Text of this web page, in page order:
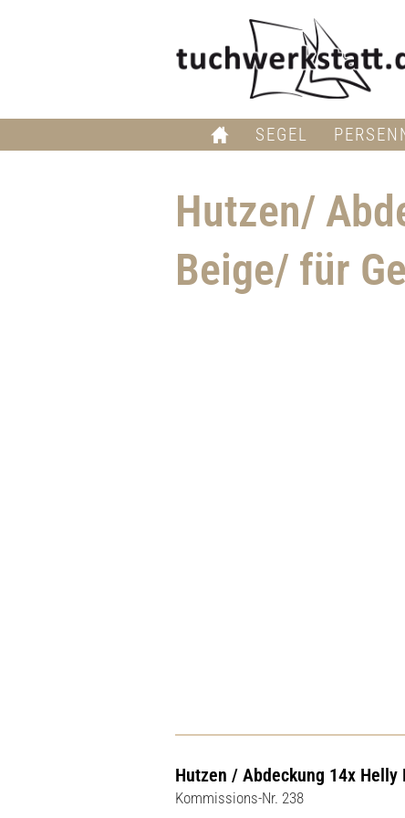
SEGEL
Hutzen/
Beige/ für
Hutzen / Abdeckung 14x Helly
Kommissions-Nr. 238